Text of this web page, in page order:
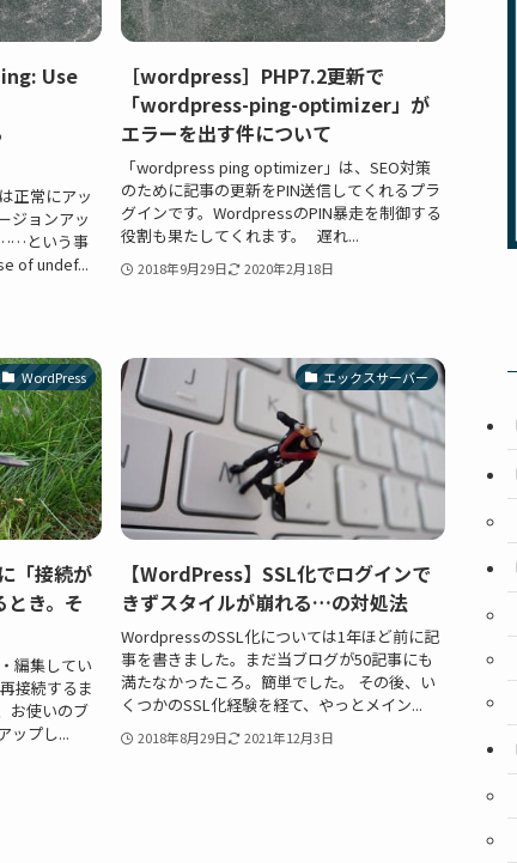
Use
正常にアッ
ジョンアッ
……という事
of undef...
［wordpress］PHP7.2更新で
「wordpress-ping-optimizer」が
エラーを出す件について
「wordpress ping optimizer」は、SEO対策
のために記事の更新をPIN送信してくれるプラ
グインです。WordpressのPIN暴走を制御する
役割も果たしてくれます。 遅れ...
2018年9月29日 2020年2月18日
WordPress
「接続が
き。そ
編集してい
接続するま
お使いのブ
ップし...
エックスサーバー
【WordPress】SSL化でログインで
きずスタイルが崩れる…の対処法
WordpressのSSL化については1年ほど前に記
事を書きました。まだ当ブログが50記事にも
満たなかったころ。簡単でした。 その後、い
くつかのSSL化経験を経て、やっとメイン...
2018年8月29日 2021年12月3日